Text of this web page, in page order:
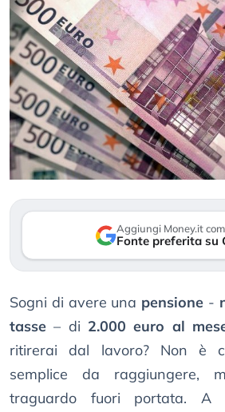
Aggiungi Money.it
Fonte preferita su
Sogni di avere una pensione -
tasse – di 2.000 euro al
ritirerai dal lavoro? Non è
semplice da raggiungere,
traguardo fuori portata. A